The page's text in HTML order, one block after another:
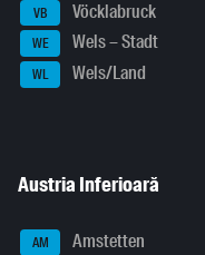
VB Vöcklabruck
WE Wels – Stadt
WL Wels/Land
Austria Inferioară
AM Amstetten